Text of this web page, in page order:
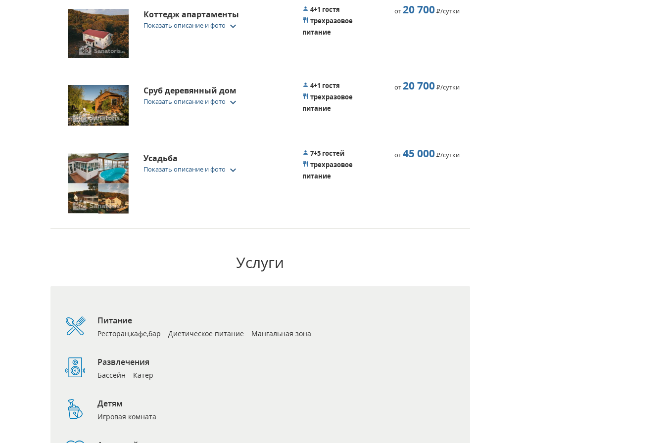
Коттедж апартаменты
Показать описание и фото keyboard_arrow_down
4+1 гостя
трехразовое
питание
от20 700Р/сутки
Сруб деревянный дом
Показать описание и фото keyboard_arrow_down
4+1 гостя
трехразовое
питание
от20 700Р/сутки
Усадьба
Показать описание и фото keyboard_arrow_down
7+5 гостей
трехразовое
питание
от45 000Р/сутки
Услуги
Питание
Ресторан,кафе,бар Диетическое питание Мангальная зона
Развлечения
Бассейн Катер
Детям
Игровая комната